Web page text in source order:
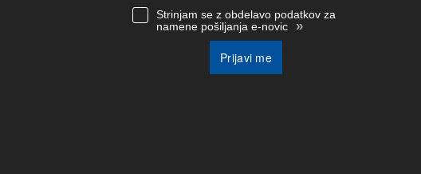
Strinjam se z obdelavo podatkov za
namene pošiljanja e-novic
»
Prijavi me